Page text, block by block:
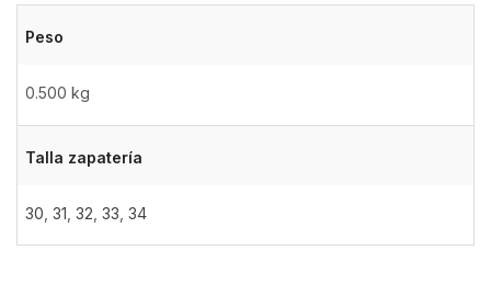
Peso
0.500 kg
Talla zapatería
30 31 32 33 34